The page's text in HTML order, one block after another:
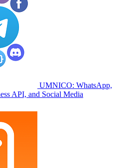
UMNICO: WhatsApp,
API, and Social Media